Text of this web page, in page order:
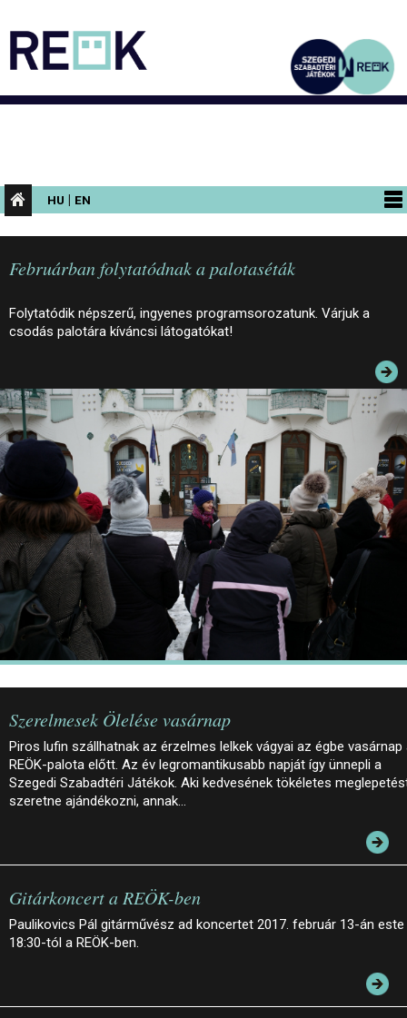
HU | EN
PROGRAMOK
KIÁLLÍTÁSOK
AZ ÉPÜLET
INFORMÁCIÓK
JEGYEK
ELÉRHETŐSÉG
PALOTASÉTÁK ÉS VEZETÉSEK
KÖZÉRDEKŰ ADATOK
Februárban folytatódnak a palotaséták
Folytatódik népszerű, ingyenes programsorozatunk. Várjuk a
csodás palotára kíváncsi látogatókat!
Szerelmesek Ölelése vasárnap
Piros lufin szállhatnak az érzelmes lelkek vágyai az égbe vasárnap
REÖK-palota előtt. Az év legromantikusabb napját így ünnepli a
Szegedi Szabadtéri Játékok. Aki kedvesének tökéletes
szeretne ajándékozni, annak…
Gitárkoncert a REÖK-ben
Paulikovics Pál gitárművész ad koncertet 2017. február 13-án este
18:30-tól a REÖK-ben.